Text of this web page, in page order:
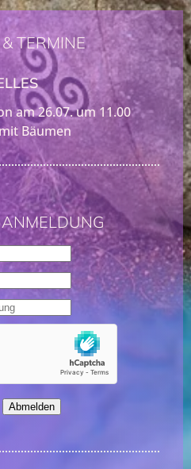
TERMINE
am 26.07. um 11.00
Bäumen
Abmelden